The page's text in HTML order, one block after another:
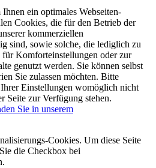
ein optimales Webseiten-
Cookies, die für den Betrieb der
kommerziellen
sind, sowie solche, die lediglich zu
Komforteinstellungen oder zur
genutzt werden. Sie können selbst
Sie zulassen möchten. Bitte
Ihrer Einstellungen womöglich nicht
Seite zur Verfügung stehen.
Sie in unserem
Cookies. Um diese Seite
die Checkbox bei